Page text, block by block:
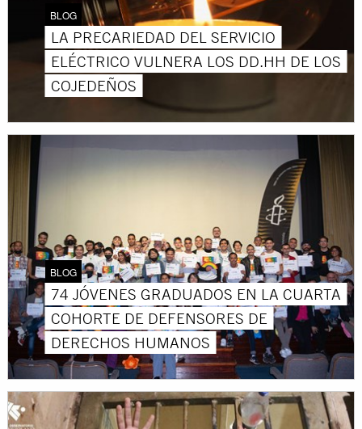
BLOG
LA PRECARIEDAD DEL SERVICIO
ELÉCTRICO VULNERA LOS DD.HH DE LOS
COJEDEÑOS
BLOG
74 JÓVENES GRADUADOS EN LA CUARTA
COHORTE DE DEFENSORES DE
DERECHOS HUMANOS